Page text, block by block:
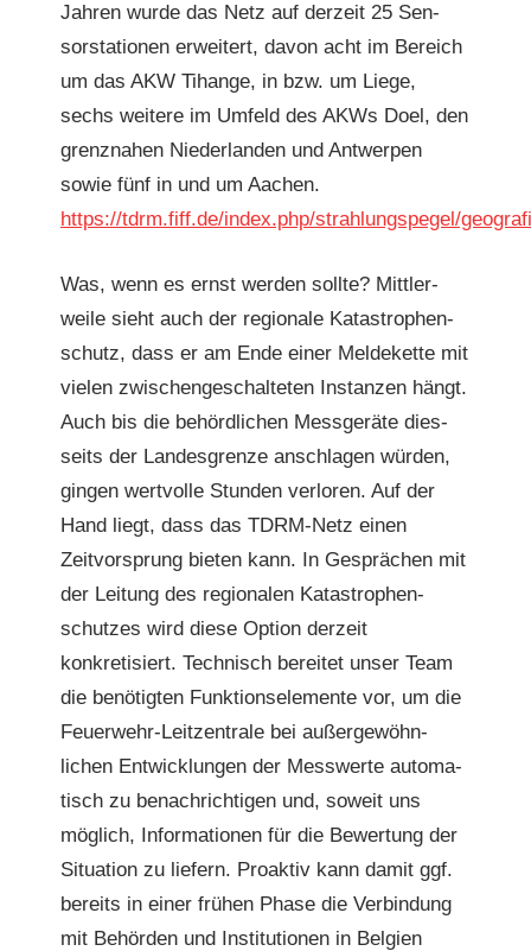
Jahren wurde das Netz auf derzeit 25 Sen­
sorsta­tio­nen erweit­ert, davon acht im Bere­ich
um das AKW Tihange, in bzw. um Liege,
sechs weit­ere im Umfeld des AKWs Doel, den
gren­z­na­hen Nieder­lan­den und Antwer­pen
sowie fünf in und um Aachen.
https://tdrm.fiff.de/index.php/strahlungspegel/
Was, wenn es ernst wer­den sollte? Mit­tler­
weile sieht auch der regionale Katas­tro­phen­
schutz, dass er am Ende ein­er Meldekette mit
vie­len zwis­chengeschal­teten Instanzen hängt.
Auch bis die behördlichen Mess­geräte dies­
seits der Lan­des­gren­ze anschla­gen wür­den,
gin­gen wertvolle Stun­den ver­loren. Auf der
Hand liegt, dass das TDRM-Netz einen
Zeitvor­sprung bieten kann. In Gesprächen mit
der Leitung des regionalen Katas­tro­phen­
schutzes wird diese Option derzeit
konkretisiert. Tech­nisch bere­it­et unser Team
die benötigten Funk­tion­se­le­mente vor, um die
Feuer­wehr-Leitzen­trale bei außergewöhn­
lichen Entwick­lun­gen der Mess­werte automa­
tisch zu benachrichti­gen und, soweit uns
möglich, Infor­ma­tio­nen für die Bew­er­tung der
Sit­u­a­tion zu liefern. Proak­tiv kann damit ggf.
bere­its in ein­er frühen Phase die Verbindung
mit Behör­den und Insti­tu­tio­nen in Bel­gien